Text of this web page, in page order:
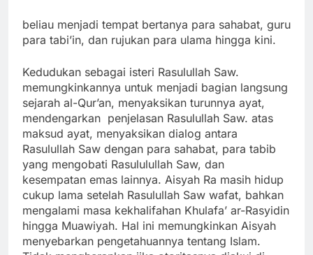
beliau menjadi tempat bertanya para sahabat, guru
para tabi’in, dan rujukan para ulama hingga kini.
Kedudukan sebagai isteri Rasulullah Saw.
memungkinkannya untuk menjadi bagian langsung
sejarah al-Qur’an, menyaksikan turunnya ayat,
mendengarkan penjelasan Rasulullah Saw. atas
maksud ayat, menyaksikan dialog antara
Rasulullah Saw dengan para sahabat, para tabib
yang mengobati Rasululullah Saw, dan
kesempatan emas lainnya. Aisyah Ra masih hidup
cukup lama setelah Rasulullah Saw wafat, bahkan
mengalami masa kekhalifahan Khulafa’ ar-Rasyidin
hingga Muawiyah. Hal ini memungkinkan Aisyah
menyebarkan pengetahuannya tentang Islam.